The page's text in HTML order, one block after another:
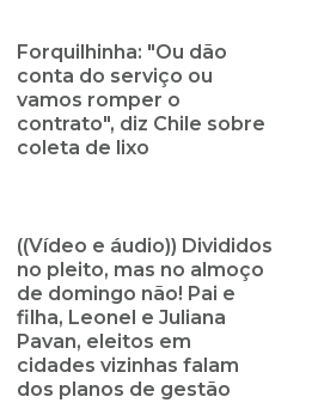
Forquilhinha: "Ou dão
conta do serviço ou
vamos romper o
contrato", diz Chile sobre
coleta de lixo
((Vídeo e áudio)) Divididos
no pleito, mas no almoço
de domingo não! Pai e
filha, Leonel e Juliana
Pavan, eleitos em
cidades vizinhas falam
dos planos de gestão